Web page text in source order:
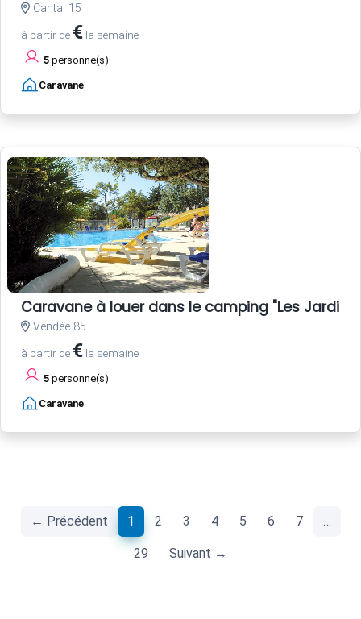
Cantal 15
à partir de € la semaine
5 personne(s)
Caravane
Caravane à louer dans le camping "Les
Vendée 85
à partir de € la semaine
5 personne(s)
Caravane
← Précédent 1 (current)
2 3 4 5 6 7 …
29 Suivant →